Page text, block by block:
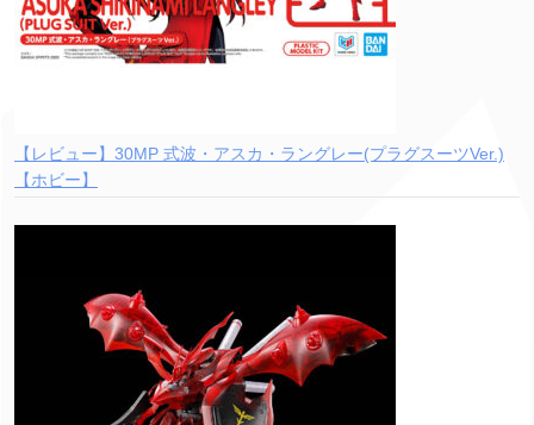
【レビュー】30MP 式波・アスカ・ラングレー(プラグスーツVer.)
【ホビー】